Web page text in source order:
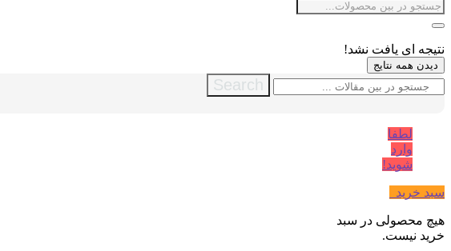
نتیجه ای یافت نشد!
دیدن همه نتایج
Search
لطفا
وارد
شوید!
سبد خرید
هیچ محصولی در سبد
خرید نیست.